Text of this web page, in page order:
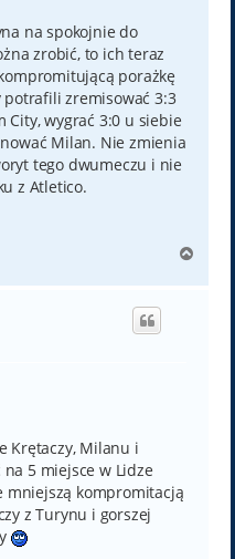
na spokojnie do
zrobić, to ich teraz
porażkę
potrafili zremisować 3:3
City, wygrać 3:0 u siebie
Milan. Nie zmienia
tego dwumeczu i nie
z Atletico.
g
Krętaczy, Milanu i
5 miejsce w Lidze
mniejszą kompromitacją
z Turynu i gorszej